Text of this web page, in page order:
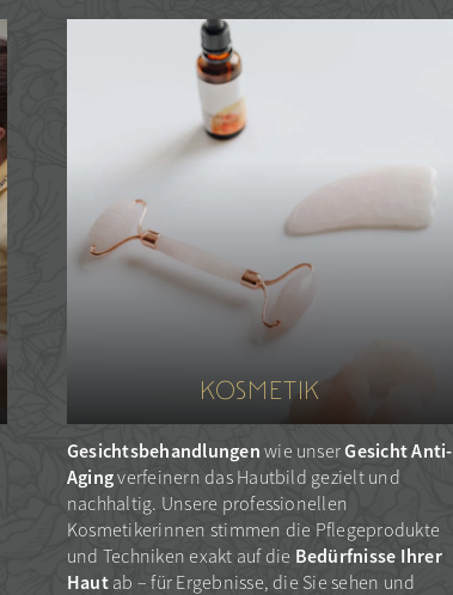
KOSMETIK
Gesichtsbehandlungen wie unserGesicht Anti-
Agingverfeinern das Hautbild gezielt und
nachhaltig. Unsere professionellen
Kosmetikerinnen stimmen die Pflegeprodukte
und Techniken exakt auf die Bedürfnisse Ihrer
Hautab – für Ergebnisse, die Sie sehen und